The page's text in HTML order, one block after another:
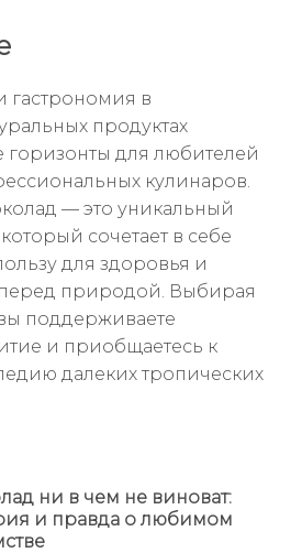
в
продуктах
горизонты для любителей
кулинаров.
— это уникальный
сочетает в себе
для здоровья и
перед природой. Выбирая
поддерживаете
и приобщаетесь к
далеких тропических
ни в чем не виноват:
и правда о любимом